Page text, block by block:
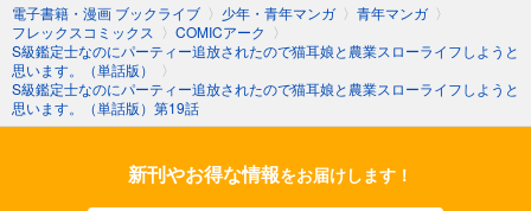
電子書籍・漫画 ブックライブ 〉 少年・青年マンガ 〉 青年マンガ 〉
フレックスコミックス 〉 COMICアーク 〉
S級鑑定士なのにパーティー追放されたので猫耳娘と農業スローライフしようと
思います。（単話版）
〉
S級鑑定士なのにパーティー追放されたので猫耳娘と農業スローライフしようと
思います。（単話版）第19話
新刊やお得な情報をお届けします！